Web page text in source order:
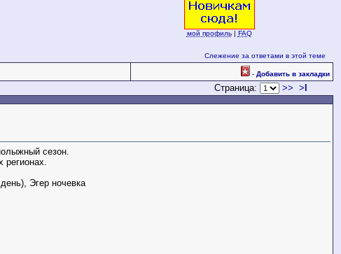
мой профиль| FAQ
Слежение за ответами в этой теме
- Добавить в закладки
Страница: >> >
сезон.
регионах.
Эгер ночевка